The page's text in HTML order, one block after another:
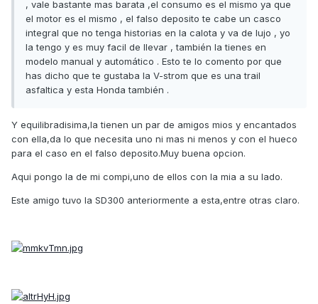
, vale bastante mas barata ,el consumo es el mismo ya que
el motor es el mismo , el falso deposito te cabe un casco
integral que no tenga historias en la calota y va de lujo , yo
la tengo y es muy facil de llevar , también la tienes en
modelo manual y automático . Esto te lo comento por que
has dicho que te gustaba la V-strom que es una trail
asfaltica y esta Honda también .
Y equilibradisima,la tienen un par de amigos mios y encantados
con ella,da lo que necesita uno ni mas ni menos y con el hueco
para el caso en el falso deposito.Muy buena opcion.
Aqui pongo la de mi compi,uno de ellos con la mia a su lado.
Este amigo tuvo la SD300 anteriormente a esta,entre otras claro.